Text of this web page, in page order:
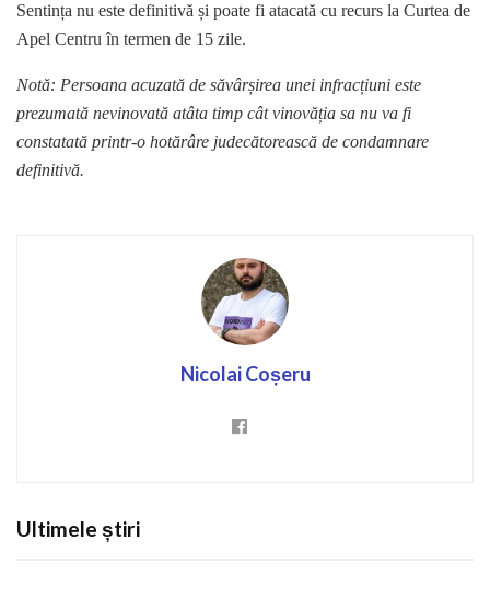
Sentința nu este definitivă și poate fi atacată cu recurs la Curtea de
Apel Centru în termen de 15 zile.
Notă: Persoana acuzată de săvârșirea unei infracțiuni este
prezumată nevinovată atâta timp cât vinovăția sa nu va fi
constatată printr-o hotărâre judecătorească de condamnare
definitivă.
Nicolai Coșeru
Ultimele știri